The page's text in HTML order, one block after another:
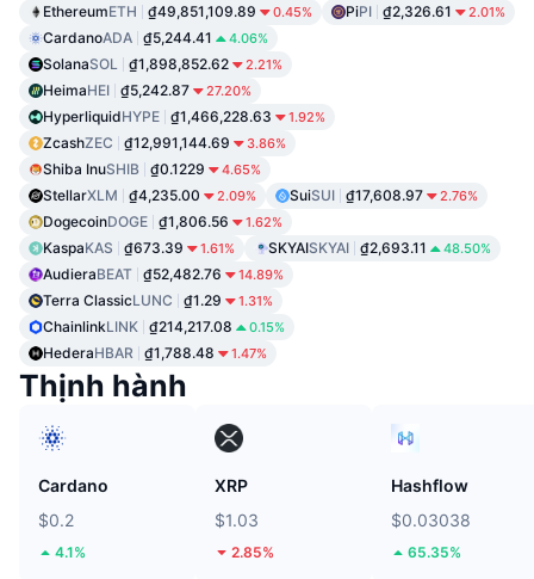
EthereumETH ₫49,851,109.89 0.45% PiPI ₫2,326.61 2.01%
CardanoADA ₫5,244.41 4.06%
SolanaSOL ₫1,898,852.62 2.21%
HeimaHEI ₫5,242.87 27.20%
HyperliquidHYPE ₫1,466,228.63 1.92%
ZcashZEC ₫12,991,144.69 3.86%
Shiba InuSHIB ₫0.1229 4.65%
StellarXLM ₫4,235.00 2.09% SuiSUI ₫17,608.97 2.76%
DogecoinDOGE ₫1,806.56 1.62%
KaspaKAS ₫673.39 1.61% SKYAISKYAI ₫2,693.11 48.50%
AudieraBEAT ₫52,482.76 14.89%
Terra ClassicLUNC ₫1.29 1.31%
ChainlinkLINK ₫214,217.08 0.15%
HederaHBAR ₫1,788.48 1.47%
Thịnh hành
Cardano
$0.2
4.1%
XRP
$1.03
2.85%
Hashflow
$0.03038
65.35%